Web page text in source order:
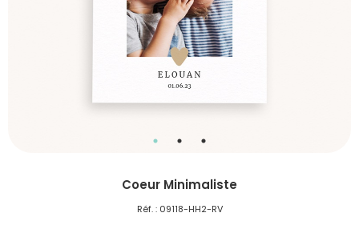
Coeur Minimaliste
Réf. : 09118-HH2-RV